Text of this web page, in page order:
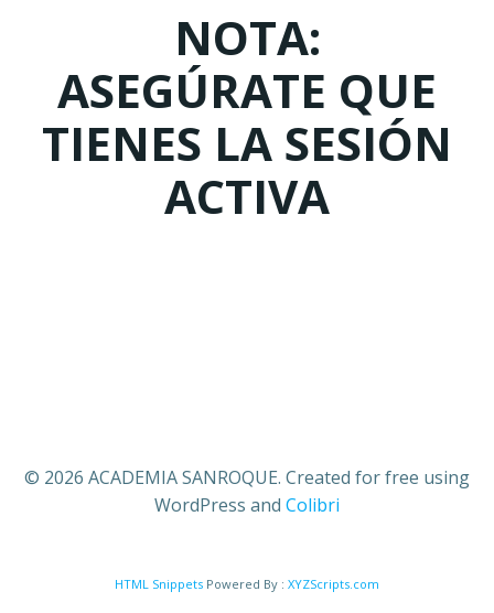
NOTA:
ASEGÚRATE QUE
TIENES LA SESIÓN
ACTIVA
© 2026 ACADEMIA SANROQUE. Created for free using
WordPress and Colibri
HTML Snippets Powered By : XYZScripts.com